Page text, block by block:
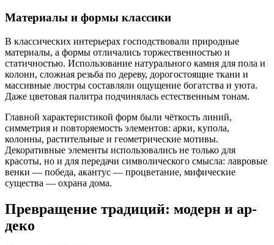
Материалы и формы классики
В классических интерьерах господствовали природные
материалы, а формы отличались торжественностью и
статичностью. Использование натурального камня для пола и
колонн, сложная резьба по дереву, дорогостоящие ткани и
массивные люстры составляли ощущение богатства и уюта.
Даже цветовая палитра подчинялась естественным тонам.
Главной характеристикой форм были чёткость линий,
симметрия и повторяемость элементов: арки, купола,
колонны, растительные и геометрические мотивы.
Декоративные элементы использовались не только для
красоты, но и для передачи символического смысла: лавровые
венки — победа, акантус — процветание, мифические
существа — охрана дома.
Превращение традиций: модерн и ар-
деко